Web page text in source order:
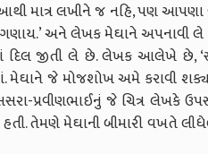
માત્ર લખીને જ નહિ, પણ આપણા
અને લેખક મેઘાને અપનાવી
દિલ જીતી લે છે. લેખક આલેખે છે,
મેઘાને જે મોજશોખ અમે કરાવી
પ્રવીણભાઈનું જે ચિત્ર લેખકે
તેમણે મેઘાની બીમારી વખતે